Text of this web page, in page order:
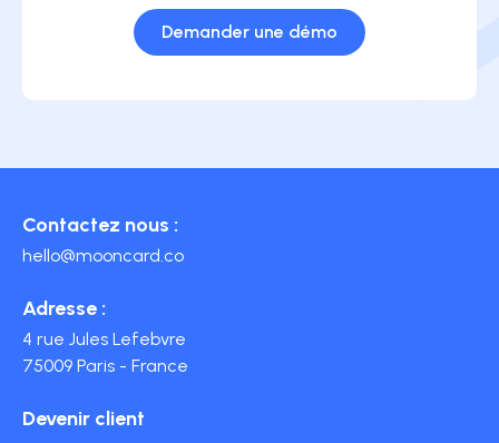
Demander une démo
Contactez nous :
hello@mooncard.co
Adresse :
4 rue Jules Lefebvre
75009 Paris - France
Devenir client